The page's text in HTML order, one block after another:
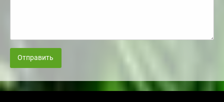
Отправить